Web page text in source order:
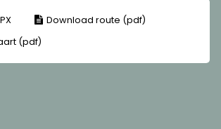
Download route (pdf)
(pdf)